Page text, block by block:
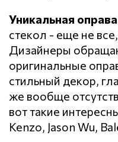
Уникальная оправа
стекол - еще не
Дизайнеры
оригинальные
стильный декор,
же вообще
вот такие
Kenzo, Jason Wu,